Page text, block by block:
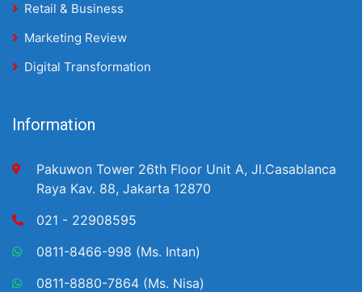
Retail & Business
Marketing Review
Digital Transformation
Information
Pakuwon Tower 26th Floor Unit A, Jl.Casablanca
Raya Kav. 88, Jakarta 12870
021 - 22908595
0811-8466-998 (Ms. Intan)
0811-8880-7864 (Ms. Nisa)